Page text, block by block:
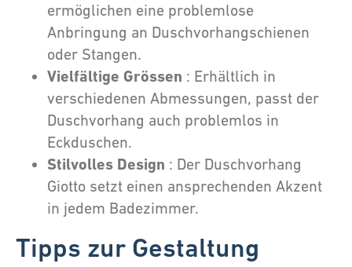
ermöglichen eine problemlose
Anbringung an Duschvorhangschienen
oder Stangen.
Vielfältige Grössen : Erhältlich in
verschiedenen Abmessungen, passt der
Duschvorhang auch problemlos in
Eckduschen.
Stilvolles Design : Der Duschvorhang
Giotto setzt einen ansprechenden Akzent
in jedem Badezimmer.
Tipps zur Gestaltung